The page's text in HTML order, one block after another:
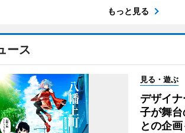
もっと見る
ース
見る・遊ぶ
デザイ
子が舞
との企画